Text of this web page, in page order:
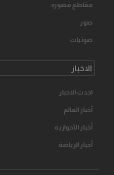
مقاطع مصوره
صور
صوتیات
الاخبار
احدث الاخبار
أخبار العالم
أخبار الأحوازیه
أخبار الرياضة